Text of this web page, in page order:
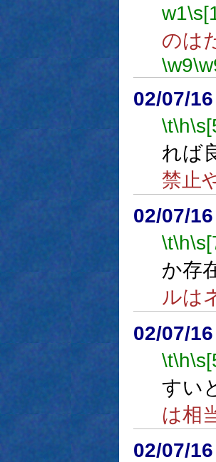
w1
のは
\w9
02/07/
\t\h
れば
禁止
02/07/
\t\h
か存
ルは
02/07/
\t\h
すい
は相
02/07/